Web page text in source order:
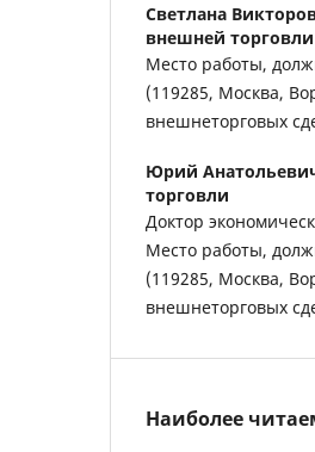
Светлана
внешней торговли
Место работы,
(119285, Москва,
внешнеторговых
Юрий
торговли
Доктор
Место работы,
(119285, Москва,
внешнеторговых
Наиболее